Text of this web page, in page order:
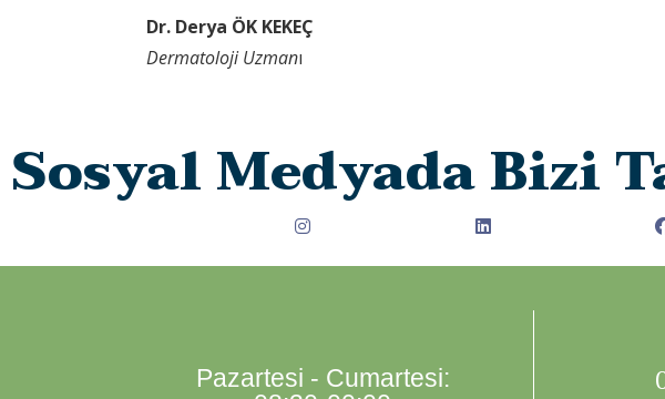
Dr. Derya ÖK KEKEÇ
Dermatoloji Uzmanı
Sosyal Medyada Bizi
Pazartesi - Cumartesi: